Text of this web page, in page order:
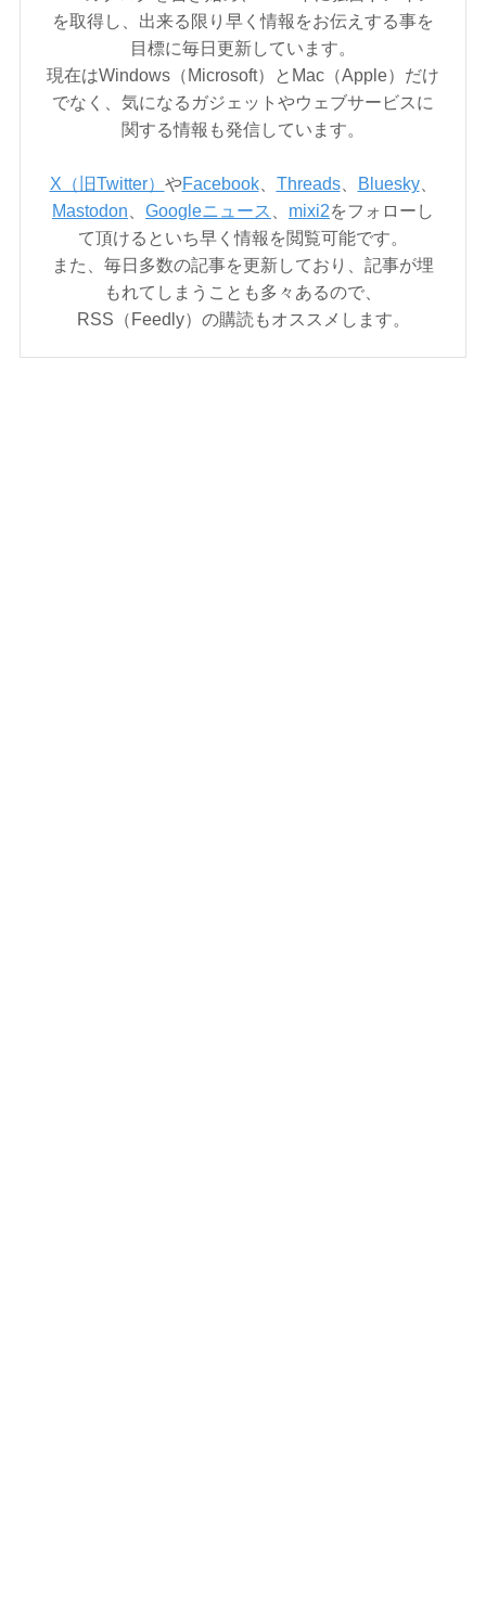
を取得し、出来る限り早く情報をお伝えする事を
目標に毎日更新しています。
現在はWindows（Microsoft）とMac（Apple）だけ
でなく、気になるガジェットやウェブサービスに
関する情報も発信しています。
X（旧Twitter） やFacebook、 Threads、 Bluesky、
Mastodon
Googleニュース mixi2をフォローし
て頂けるといち早く情報を閲覧可能です。
また、毎日多数の記事を更新しており、記事が埋
もれてしまうことも多々あるので、
RSS（Feedly）の購読もオススメします。